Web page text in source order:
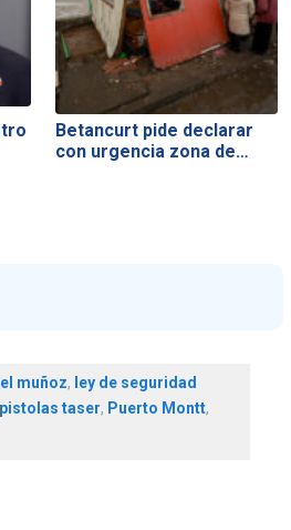
Betancurt pide declarar
con urgencia zona de…
muñoz, ley de seguridad
pistolas taser, Puerto Montt,